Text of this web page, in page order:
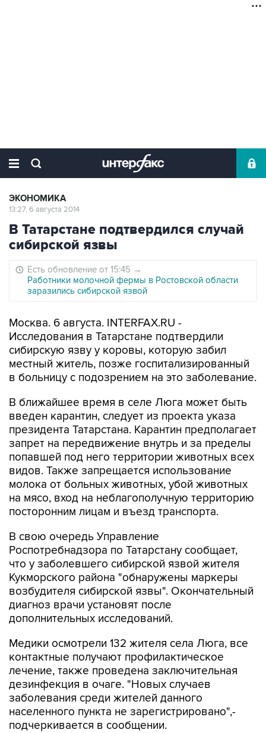
ЭКОНОМИКА
13:27, 6 августа 2014
В Татарстане подтвердился случай
сибирской язвы
Есть обновление от 15:45 →
Работники молочной фермы в Ростовской области
заразились сибирской язвой
Москва. 6 августа. INTERFAX.RU -
Исследования в Татарстане подтвердили
сибирскую язву у коровы, которую забил
местный житель, позже госпитализированный
в больницу с подозрением на это заболевание.
В ближайшее время в селе Люга может быть
введен карантин, следует из проекта указа
президента Татарстана. Карантин предполагает
запрет на передвижение внутрь и за пределы
попавшей под него территории животных всех
видов. Также запрещается использование
молока от больных животных, убой животных
на мясо, вход на неблагополучную территорию
посторонним лицам и въезд транспорта.
В свою очередь Управление
Роспотребнадзора по Татарстану сообщает,
что у заболевшего сибирской язвой жителя
Кукморского района "обнаружены маркеры
возбудителя сибирской язвы". Окончательный
диагноз врачи установят после
дополнительных исследований.
Медики осмотрели 132 жителя села Люга, все
контактные получают профилактическое
лечение, также проведена заключительная
дезинфекция в очаге. "Новых случаев
заболевания среди жителей данного
населенного пункта не зарегистрировано",-
подчеркивается в сообщении.